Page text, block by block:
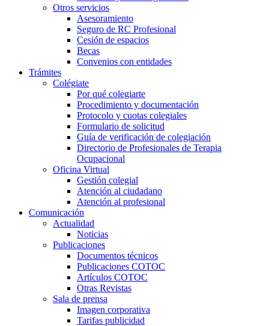
Otros servicios
Asesoramiento
Seguro de RC Profesional
Cesión de espacios
Becas
Convenios con entidades
Trámites
Colégiate
Por qué colegiarte
Procedimiento y documentación
Protocolo y cuotas colegiales
Formulario de solicitud
Guía de verificación de colegiación
Directorio de Profesionales de Terapia
Ocupacional
Oficina Virtual
Gestión colegial
Atención al ciudadano
Atención al profesional
Comunicación
Actualidad
Noticias
Publicaciones
Documentos técnicos
Publicaciones COTOC
Artículos COTOC
Otras Revistas
Sala de prensa
Imagen corporativa
Tarifas publicidad